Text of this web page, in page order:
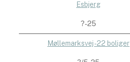
Esbjerg
?-25
Møllemarksvej - 22 boliger